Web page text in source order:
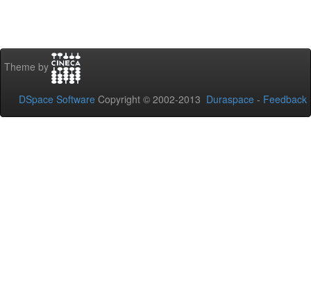
Theme by
DSpace Software Copyright © 2002-2013 Duraspace - Feedback